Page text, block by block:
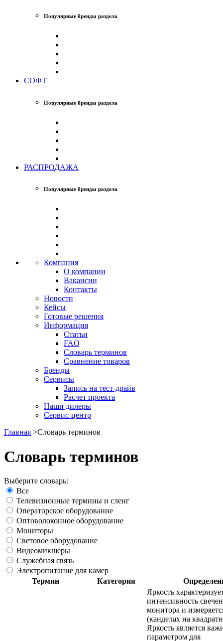
Популярные бренды раздела
СОФТ
Популярные бренды раздела
РАСПРОДАЖА
Популярные бренды раздела
Компания
О компании
Вакансии
Контакты
Новости
Кейсы
Готовые решения
Информация
Статьи
FAQ
Словарь терминов
Сравнение товаров
Бренды
Сервисы
Запись на тест-драйв
Расчет проекта
Наши дилеры
Сервис-центр
Главная >Словарь терминов
Словарь терминов
Выберите словарь:
Все
Телевизионные термины и сленг
Операторское оборудование
Оптоволоконное оборудование
Мониторы
Световое оборудование
Видеомикшеры
Служебная связь
Электропитание для камер
Термин
Категория
Яркость
интенсивность
монитора и
(канделах на
Яркость является
параметром для